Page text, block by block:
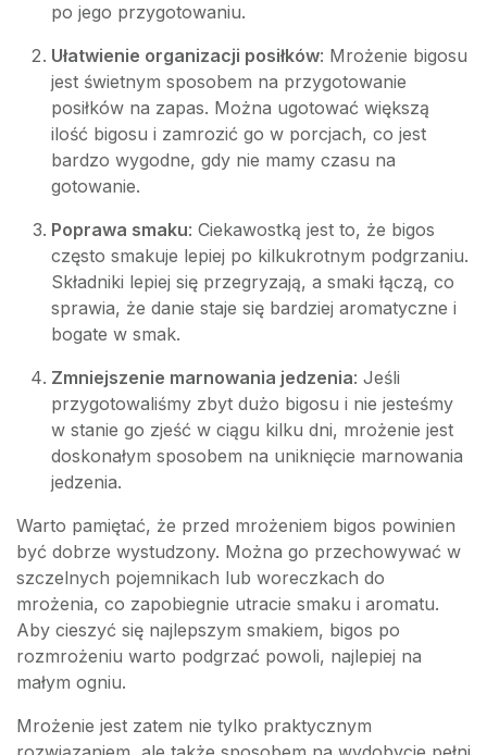
po jego przygotowaniu.
Ułatwienie organizacji posiłków: Mrożenie bigosu
jest świetnym sposobem na przygotowanie
posiłków na zapas. Można ugotować większą
ilość bigosu i zamrozić go w porcjach, co jest
bardzo wygodne, gdy nie mamy czasu na
gotowanie.
Poprawa smaku: Ciekawostką jest to, że bigos
często smakuje lepiej po kilkukrotnym podgrzaniu.
Składniki lepiej się przegryzają, a smaki łączą, co
sprawia, że danie staje się bardziej aromatyczne i
bogate w smak.
Zmniejszenie marnowania jedzenia: Jeśli
przygotowaliśmy zbyt dużo bigosu i nie jesteśmy
w stanie go zjeść w ciągu kilku dni, mrożenie jest
doskonałym sposobem na uniknięcie marnowania
jedzenia.
Warto pamiętać, że przed mrożeniem bigos powinien
być dobrze wystudzony. Można go przechowywać w
szczelnych pojemnikach lub woreczkach do
mrożenia, co zapobiegnie utracie smaku i aromatu.
Aby cieszyć się najlepszym smakiem, bigos po
rozmrożeniu warto podgrzać powoli, najlepiej na
małym ogniu.
Mrożenie jest zatem nie tylko praktycznym